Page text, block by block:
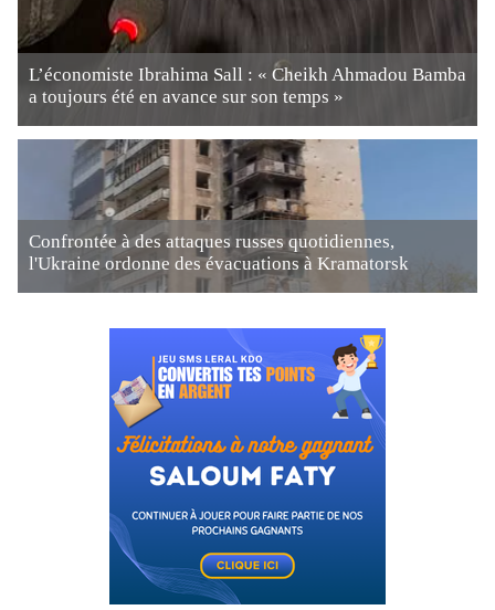
L’économiste Ibrahima Sall : « Cheikh Ahmadou Bamba
a toujours été en avance sur son temps »
Confrontée à des attaques russes quotidiennes,
l'Ukraine ordonne des évacuations à Kramatorsk